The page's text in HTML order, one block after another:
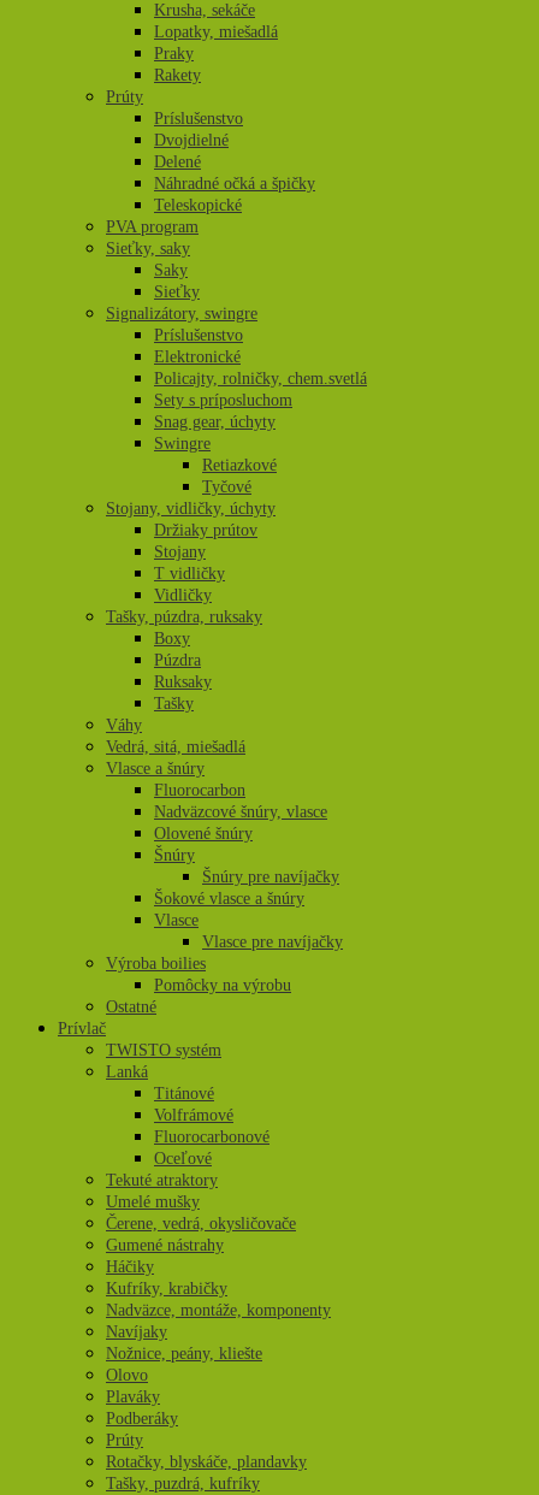
Krusha, sekáče
Lopatky, miešadlá
Praky
Rakety
Prúty
Príslušenstvo
Dvojdielné
Delené
Náhradné očká a špičky
Teleskopické
PVA program
Sieťky, saky
Saky
Sieťky
Signalizátory, swingre
Príslušenstvo
Elektronické
Policajty, rolničky, chem.svetlá
Sety s príposluchom
Snag gear, úchyty
Swingre
Retiazkové
Tyčové
Stojany, vidličky, úchyty
Držiaky prútov
Stojany
T vidličky
Vidličky
Tašky, púzdra, ruksaky
Boxy
Púzdra
Ruksaky
Tašky
Váhy
Vedrá, sitá, miešadlá
Vlasce a šnúry
Fluorocarbon
Nadväzcové šnúry, vlasce
Olovené šnúry
Šnúry
Šnúry pre navíjačky
Šokové vlasce a šnúry
Vlasce
Vlasce pre navíjačky
Výroba boilies
Pomôcky na výrobu
Ostatné
Prívlač
TWISTO systém
Lanká
Titánové
Volfrámové
Fluorocarbonové
Oceľové
Tekuté atraktory
Umelé mušky
Čerene, vedrá, okysličovače
Gumené nástrahy
Háčiky
Kufríky, krabičky
Nadväzce, montáže, komponenty
Navíjaky
Nožnice, peány, kliešte
Olovo
Plaváky
Podberáky
Prúty
Rotačky, blyskáče, plandavky
Tašky, puzdrá, kufríky